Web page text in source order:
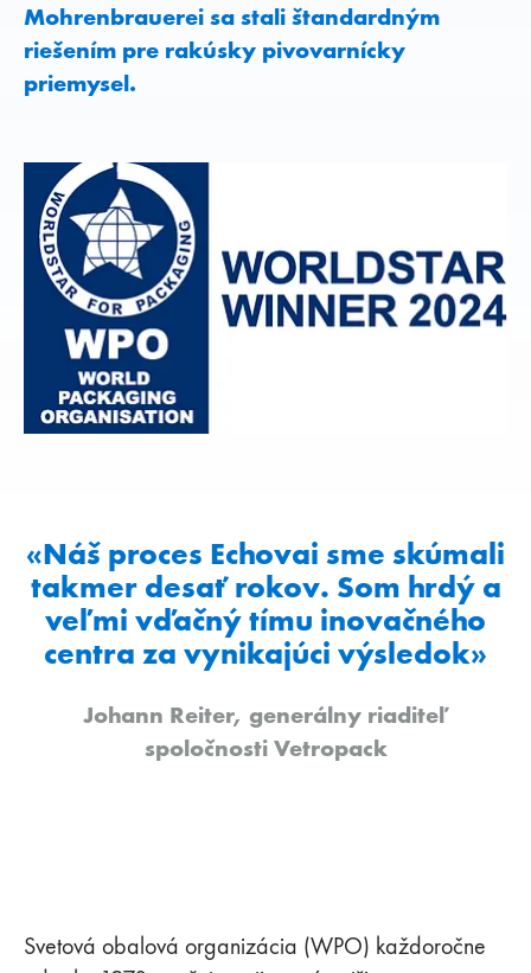
Mohrenbrauerei sa stali štandardným
riešením pre rakúsky pivovarnícky
priemysel.
«Náš proces Echovai sme skúmali
takmer desať rokov. Som hrdý a
veľmi vďačný tímu inovačného
centra za vynikajúci výsledok»
Johann Reiter, generálny riaditeľ
spoločnosti Vetropack
Svetová obalová organizácia (WPO) každoročne